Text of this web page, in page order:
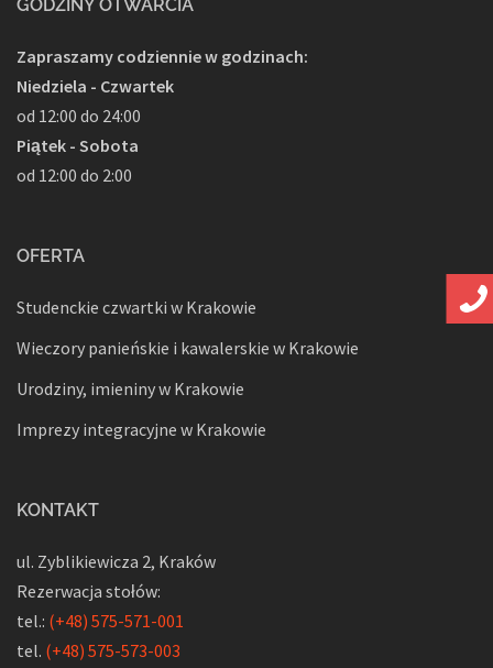
GODZINY OTWARCIA
Zapraszamy codziennie w godzinach:
Niedziela - Czwartek
od 12:00 do 24:00
Piątek - Sobota
od 12:00 do 2:00
OFERTA
Studenckie czwartki w Krakowie
Wieczory panieńskie i kawalerskie w Krakowie
Urodziny, imieniny w Krakowie
Imprezy integracyjne w Krakowie
KONTAKT
ul. Zyblikiewicza 2, Kraków
Rezerwacja stołów:
tel.: (+48) 575-571-001
tel. (+48) 575-573-003